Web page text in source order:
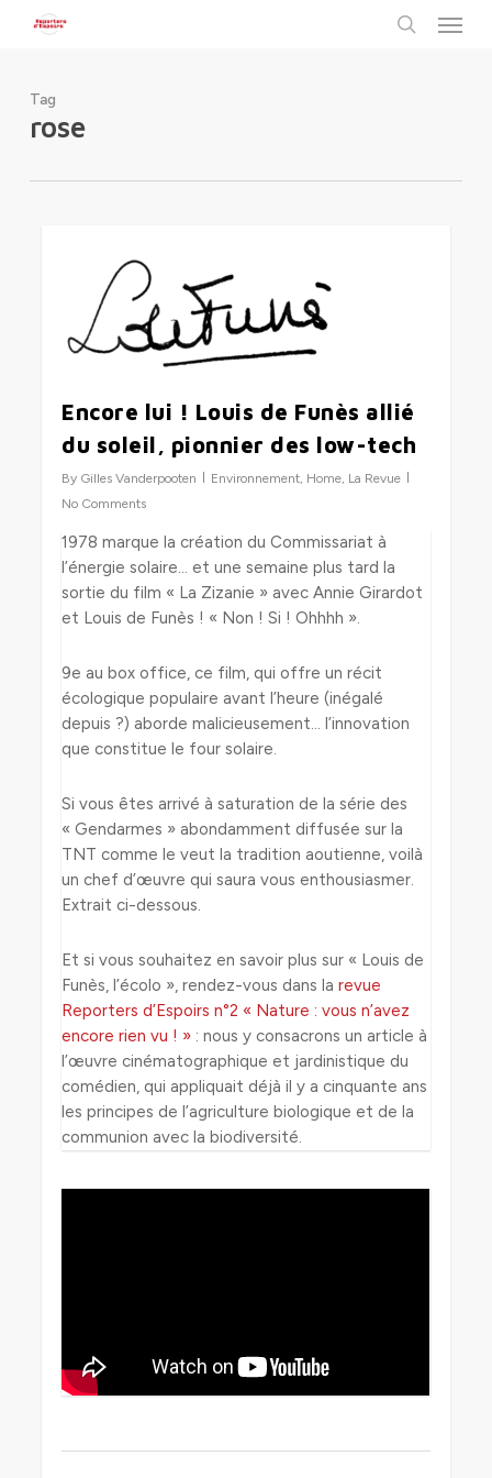
Menu
Tag
rose
Encore lui ! Louis de Funès allié
du soleil, pionnier des low-tech
By Gilles Vanderpooten Environnement, Home, La Revue
No Comments
1978 marque la création du Commissariat à
l’énergie solaire… et une semaine plus tard la
sortie du film « La Zizanie » avec Annie Girardot
et Louis de Funès ! « Non ! Si ! Ohhhh ».
9e au box office, ce film, qui offre un récit
écologique populaire avant l’heure (inégalé
depuis ?) aborde malicieusement… l’innovation
que constitue le four solaire.
Si vous êtes arrivé à saturation de la série des
« Gendarmes » abondamment diffusée sur la
TNT comme le veut la tradition aoutienne, voilà
un chef d’œuvre qui saura vous enthousiasmer.
Extrait ci-dessous.
Et si vous souhaitez en savoir plus sur « Louis de
Funès, l’écolo », rendez-vous dans larevue
Reporters d’Espoirs n°2 « Nature : vous n’avez
encore rien vu ! » : nous y consacrons un article à
l’œuvre cinématographique et jardinistique du
comédien, qui appliquait déjà il y a cinquante ans
les principes de l’agriculture biologique et de la
communion avec la biodiversité.